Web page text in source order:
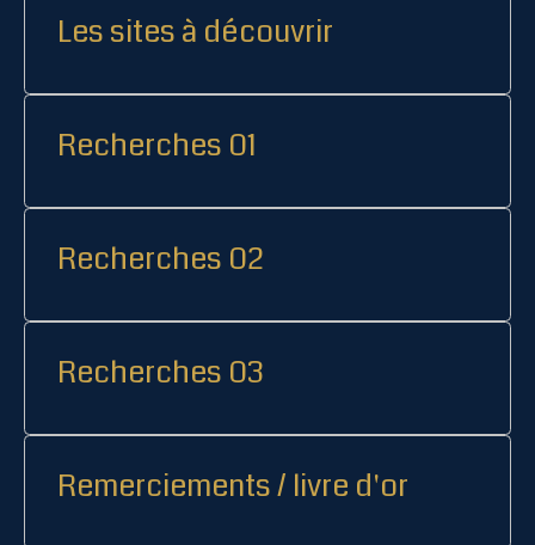
Les sites à découvrir
Recherches 01
Recherches 02
Recherches 03
Remerciements / livre d'or